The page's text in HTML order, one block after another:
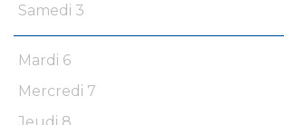
Samedi 3
Mardi 6
Mercredi 7